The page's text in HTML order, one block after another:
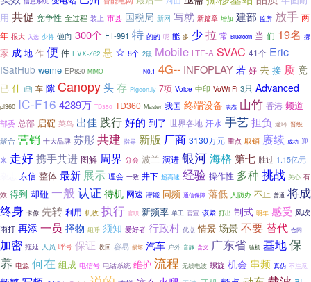
用 共促 竞争性 全过程 装上 市县 国税局 新网 写就 新篇章 增加 建部 监所 放手 两
年 很大 入选 少将 砸向 300个 FT-991 特 的的 呢 能 多 少拉 常 Bluetooth 当 们 19名 挪
家 成 地 作 便 件 EVX-Z62 悬 ☆ 8个 2段 Mobile LTE-A SVAC 41个 Eric
ISatHub weme EP820 MIMO N0.1 4G-- INFOPLAY 若 好 去 接 质 竟
已 什 画 车 隙 Canopy头存 Pigeon.ly 7项 Voice 中印 VoWi-Fi 3只 Advanced
pl360 IC-F16 4289万 TD350 TD360 Master 我国 终端设备 表态 山竹 香港 频道
部委 总部 启碇 菜鸟 出佳 践行好的 到了 世界各地 汗水 手艺担负 途聆 晋级
聚合 营销 十大品牌 苏彤共建 指导 新版 厂商 3130万元 重点 取销 赓续 成功 迎
来 走好携手共进 图解 周界 分会 波兰 演进 银河海格 第七 胜过 1.15亿元
东信 整体 最新 展示 理会 一致 井下 超高速 经验 操作性 多种 挑战 关心 有
效 得到 却碰 一般 认证 待机 网速 潜能 同频 通信保障 落低 人防办 不止 普通 将成
终身 卡你 先转 利用 机收 执行 官职 新频率 单工 官宣 该紧 打出 制式 明年 感受 风吹
雨打 再添一员 择物 组呼 须知 爱好者 行政村 优点 情景 场景 不要 替代 合同
加密 拖延 人员 呼号 保证 收回 容易 损坏 汽车 户外 音静 含义 广东省 验机 基地保
养 电源 何在 组成 电信号 电话系统 维护 流程 无线电波 螺旋 机会 串频 真伪 不注意